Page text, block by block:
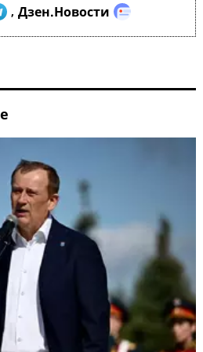
, Дзен.Новости